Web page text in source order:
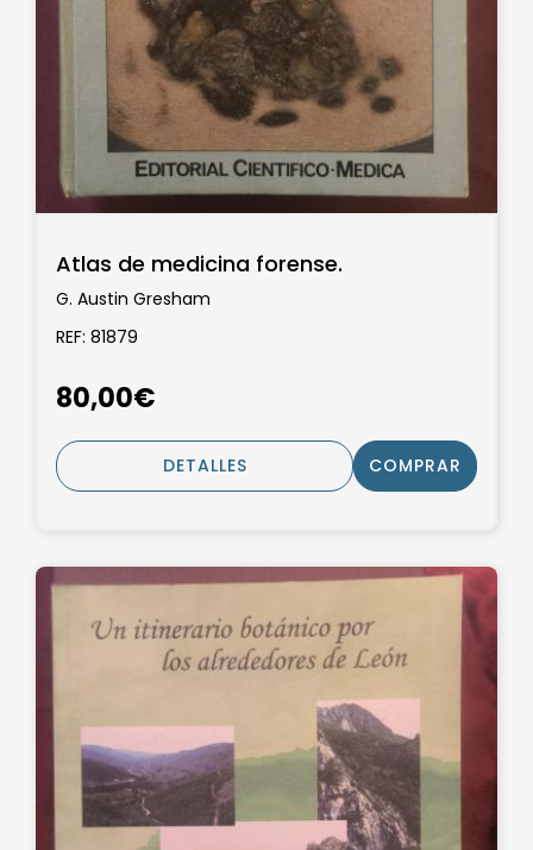
Atlas de medicina forense.
G. Austin Gresham
REF: 81879
80,00€
DETALLES COMPRAR